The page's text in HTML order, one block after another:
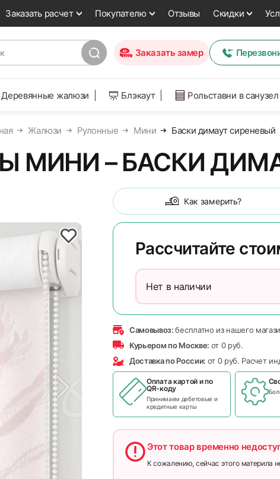
Заказать расчет Покупателю Отзывы Скидки
Заказать замер
Деревянные жалюзи Блэкаут Рольставни в санузел
Жалюзи Рулонные Мини Баски димаут сиреневый
МИНИ – БАСКИ
Как замерить?
Рассчитайте
Нет в наличии
Самовывоз:бесплатно из нашего
Курьером по Москве: от 0 руб.
Доставка по России: от 0 руб. Расчет
Оплата картой и по
QR-коду
Принимаем дебетовые и
кредитные карты
Этот товар временно
К сожалению, сейчас этого материла